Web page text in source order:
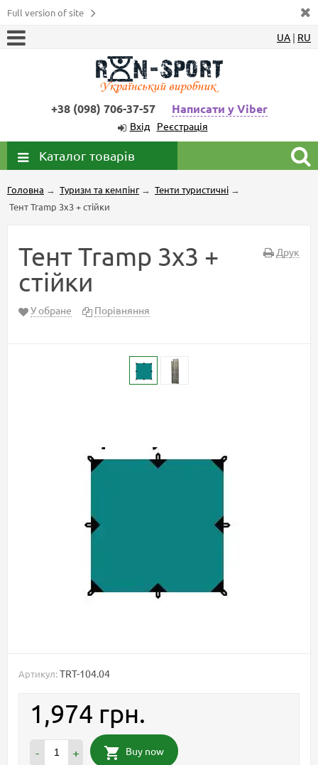
Full version of site
UA | RU
+38 (098) 706-37-57 Написати у Viber
Вхід Реєстрація
Каталог товарів
Головна → Туризм та кемпінг→ Тенти туристичні →
Тент Tramp 3х3 + стійки
Друк
Тент Tramp 3х3 +
стійки
У обране Порівняння
Артикул: TRT-104.04
1,974 грн.
- + Buy now